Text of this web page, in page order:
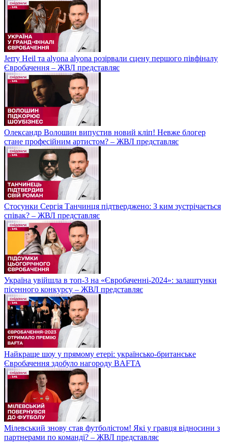
Jerry Heil та аlyona аlyona розірвали сцену першого півфіналу
Євробачення – ЖВЛ представляє
Олександр Волошин випустив новий кліп! Невже блогер
стане професійним артистом? – ЖВЛ представляє
Стосунки Сергія Танчинця підтверджено: З ким зустрічається
співак? – ЖВЛ представляє
Україна увійшла в топ-3 на «Євробаченні-2024»: залаштунки
пісенного конкурсу – ЖВЛ представляє
Найкраще шоу у прямому етері: українсько-британське
Євробачення здобуло нагороду BAFTA
Мілевський знову став футболістом! Які у гравця відносини з
партнерами по команді? – ЖВЛ представляє